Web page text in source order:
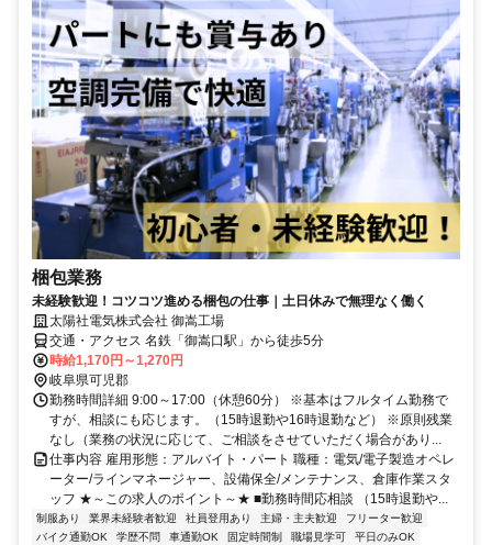
梱包業務
未経験歓迎！コツコツ進める梱包の仕事｜土日休みで無理なく働く
太陽社電気株式会社 御嵩工場
交通・アクセス 名鉄「御嵩口駅」から徒歩5分
時給1,170円～1,270円
岐阜県可児郡
勤務時間詳細 9:00～17:00（休憩60分） ※基本はフルタイム勤務で
すが、相談にも応じます。（15時退勤や16時退勤など） ※原則残業
なし（業務の状況に応じて、ご相談をさせていただく場合があり...
仕事内容 雇用形態：アルバイト・パート 職種：電気/電子製造オペレ
ーター/ラインマネージャー、設備保全/メンテナンス、倉庫作業スタ
ッフ ★～この求人のポイント～★ ■勤務時間応相談 （15時退勤や...
制服あり 業界未経験者歓迎 社員登用あり 主婦・主夫歓迎
フリーター歓迎
バイク通勤OK
学歴不問 車通勤OK 固定時間制 職場見学可
平日のみOK